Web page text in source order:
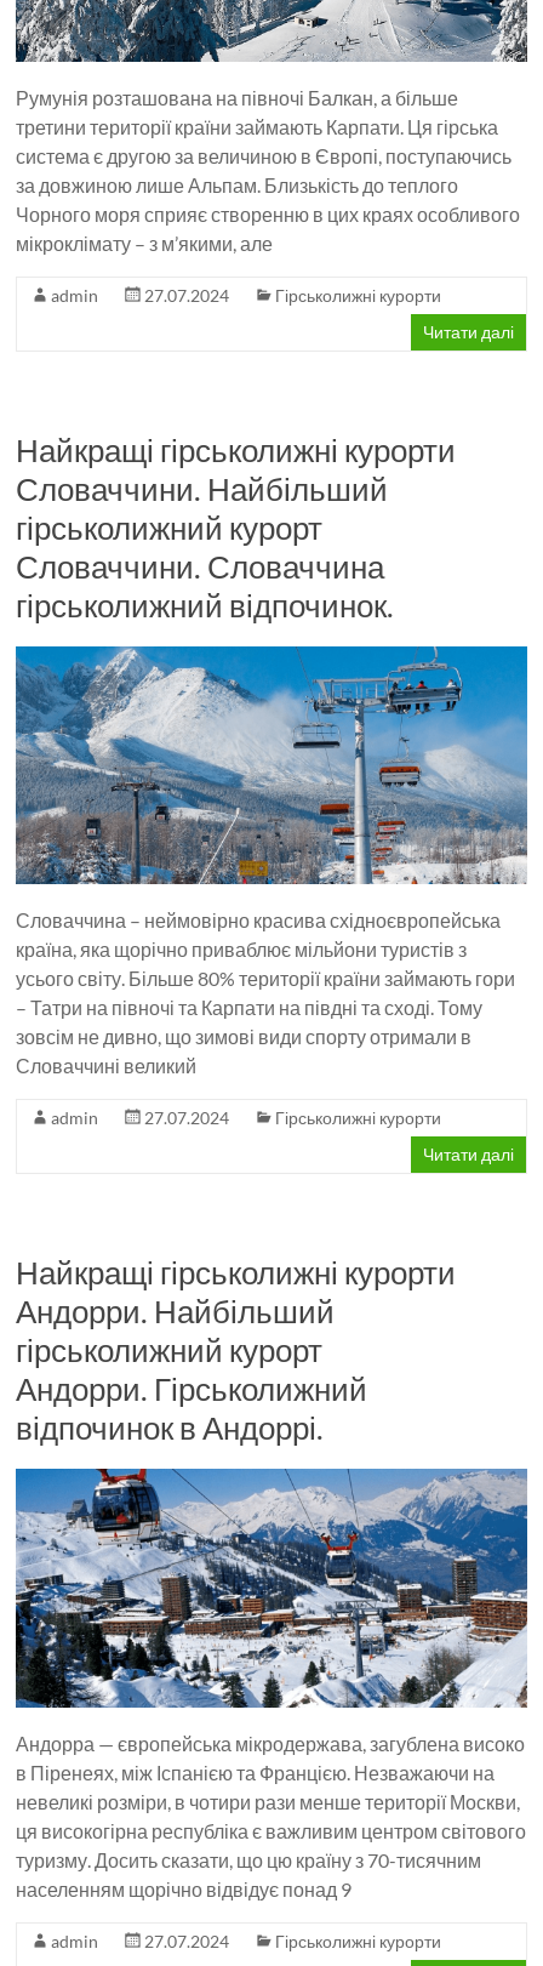
Румунія розташована на півночі Балкан, а більше
третини території країни займають Карпати. Ця гірська
система є другою за величиною в Європі, поступаючись
за довжиною лише Альпам. Близькість до теплого
Чорного моря сприяє створенню в цих краях особливого
мікроклімату – з м’якими, але
admin 27.07.2024
Гірськолижні курорти
Читати далі
Найкращі гірськолижні курорти
Словаччини. Найбільший
гірськолижний курорт
Словаччини. Словаччина
гірськолижний відпочинок.
Словаччина – неймовірно красива східноєвропейська
країна, яка щорічно приваблює мільйони туристів з
усього світу. Більше 80% території країни займають гори
– Татри на півночі та Карпати на півдні та сході. Тому
зовсім не дивно, що зимові види спорту отримали в
Словаччині великий
admin 27.07.2024
Гірськолижні курорти
Читати далі
Найкращі гірськолижні курорти
Андорри. Найбільший
гірськолижний курорт
Андорри. Гірськолижний
відпочинок в Андоррі.
Андорра — європейська мікродержава, загублена високо
в Піренеях, між Іспанією та Францією. Незважаючи на
невеликі розміри, в чотири рази менше території Москви,
ця високогірна республіка є важливим центром світового
туризму. Досить сказати, що цю країну з 70-тисячним
населенням щорічно відвідує понад 9
admin 27.07.2024
Гірськолижні курорти